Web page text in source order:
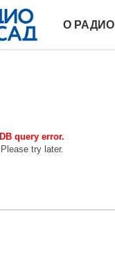
О РАДИО
DB query error.
Please try later.